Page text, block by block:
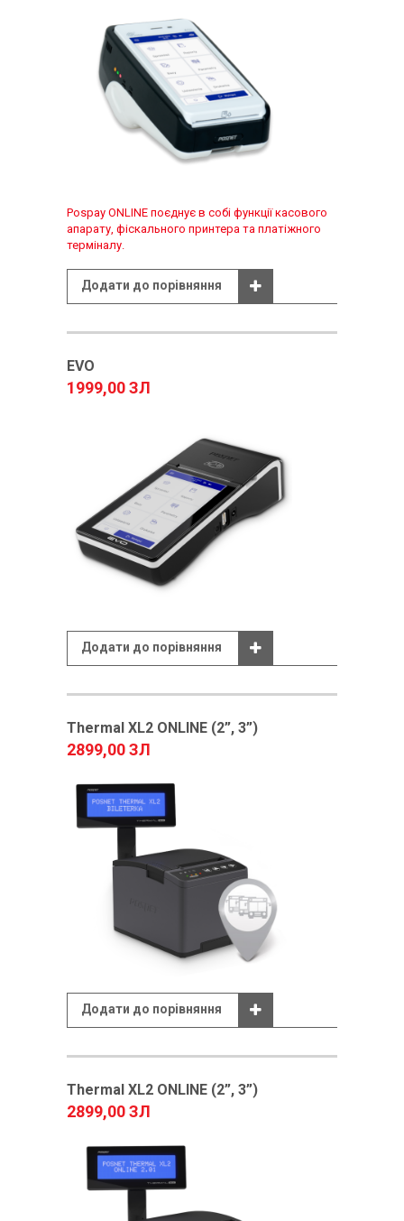
Pospay ONLINE поєднує в собі функції касового
апарату, фіскального принтера та платіжного
терміналу.
Додати до порівняння
EVO
1999,00 ЗЛ
Додати до порівняння
Thermal XL2 ONLINE (2”, 3”)
2899,00 ЗЛ
Додати до порівняння
Thermal XL2 ONLINE (2”, 3”)
2899,00 ЗЛ